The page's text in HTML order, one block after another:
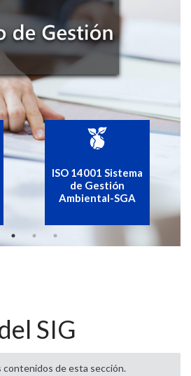
ISO 14001 Sistema
de Gestión
Ambiental-SGA
SIG
contenidos de esta sección.